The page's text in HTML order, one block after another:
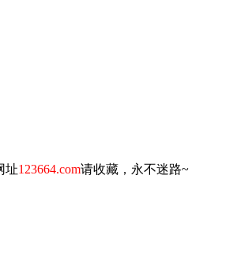
址123664.com请收藏，永不迷路~